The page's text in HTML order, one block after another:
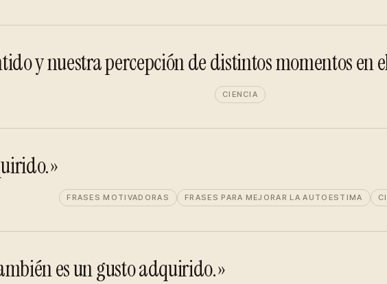
y nuestra percepción de distintos momentos en
CIENCIA
FRASES MOTIVADORAS FRASES PARA MEJORAR LA AUTOESTIMA
es un gusto adquirido.»